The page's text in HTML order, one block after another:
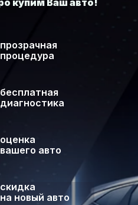
прозрачная
процедура
бесплатная
диагностика
оценка
вашего авто
скидка
на новый авто